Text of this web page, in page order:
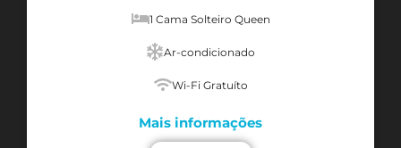
1 Cama Solteiro Queen
Ar-condicionado
Wi-Fi Gratuíto
Mais informações